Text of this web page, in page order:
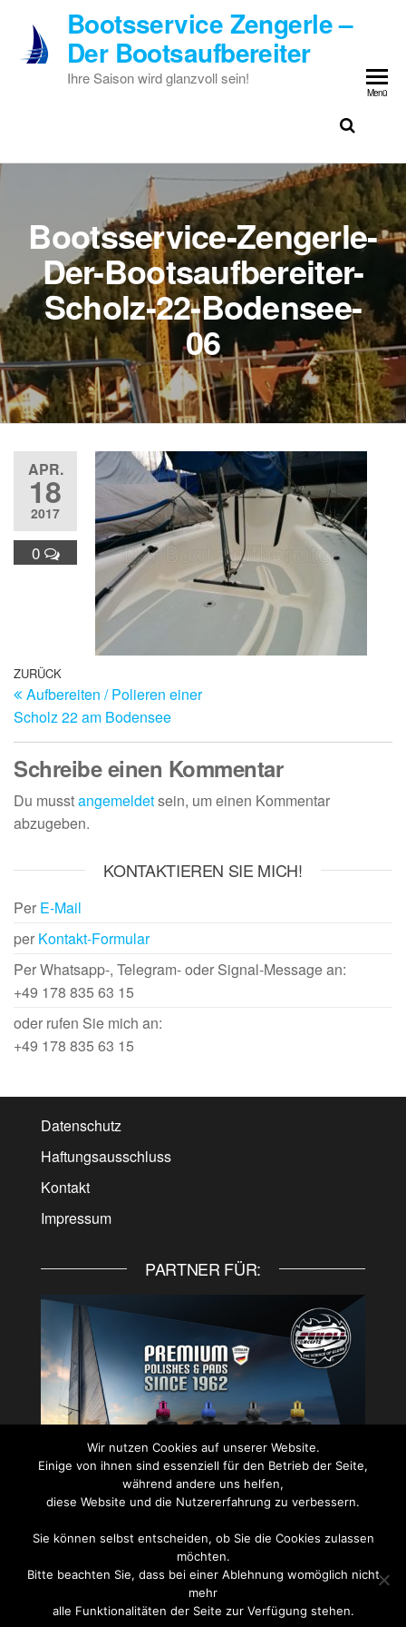
Inhalt
springen
Bootsservice Zengerle –
Der Bootsaufbereiter
Ihre Saison wird glanzvoll sein!
Menü
Bootsservice-Zengerle-
Der-Bootsaufbereiter-
Scholz-22-Bodensee-
06
APR.
18
2017
0
Beitragsnavigation
Vorheriger
Beitrag
ZURÜCK
Aufbereiten / Polieren einer
Scholz 22 am Bodensee
Schreibe einen Kommentar
Du musstangemeldetsein, um einen Kommentar
abzugeben.
KONTAKTIEREN SIE MICH!
Per E-Mail
per Kontakt-Formular
Per Whatsapp-, Telegram- oder Signal-Message an:
+49 178 835 63 15
oder rufen Sie mich an:
+49 178 835 63 15
Datenschutz
Haftungsausschluss
Kontakt
Impressum
PARTNER FÜR:
PARTNER FÜR:
Wir nutzen Cookies auf unserer Website.
Einige von ihnen sind essenziell für den Betrieb der Seite,
während andere uns helfen,
diese Website und die Nutzererfahrung zu verbessern.
Sie können selbst entscheiden, ob Sie die Cookies zulassen
möchten.
Bitte beachten Sie, dass bei einer Ablehnung womöglich nicht
mehr
alle Funktionalitäten der Seite zur Verfügung stehen.